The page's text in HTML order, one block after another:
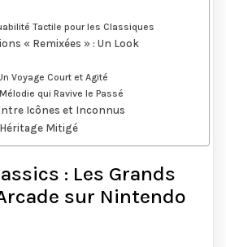
Tactile pour les Classiques
« Remixées » : Un Look
Voyage Court et Agité
qui Ravive le Passé
Icônes et Inconnus
Mitigé
: Les Grands
sur Nintendo